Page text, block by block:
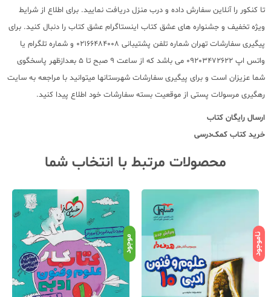
تا کنکور را آنلاین سفارش داده و درب منزل دریافت نمایید. برای اطلاع از شرایط
ویژه تخفیف و جشنواره های عشق کتاب اینستاگرام عشق کتاب را دنبال کنید. برای
پیگیری سفارشات تهران شماره تلفن پشتیبانی 02166484008 و شماره تلگرام یا
واتس اپ 09203472622 می باشد که از ساعت 9 صبح تا 5 بعدازظهر پاسخگوی
شما عزیزان است و برای پیگیری سفارشات شهرستانها میتوانید با مراجعه به سایت
رهگیری مرسولات پستی از موقعیت بسته سفارشات خود اطلاع پیدا کنید.
ارسال رایگان کتاب
خرید کتاب کمک‌درسی
محصولات مرتبط با انتخاب شما
ناموجود موجود